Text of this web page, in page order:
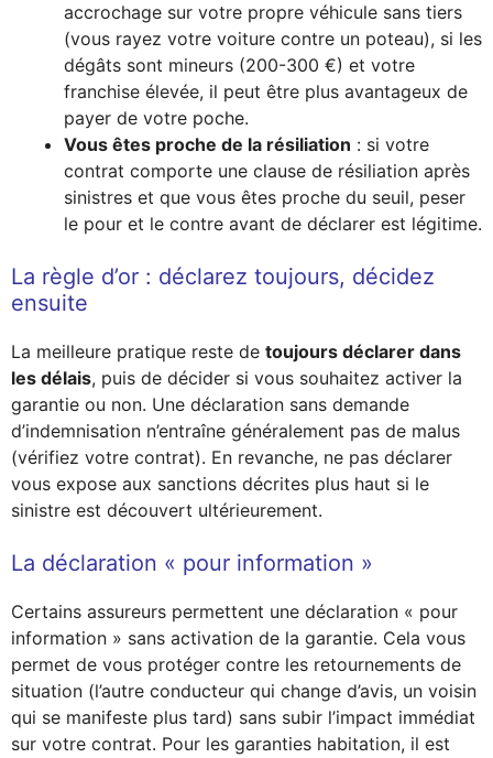
accrochage sur votre propre véhicule sans tiers
(vous rayez votre voiture contre un poteau), si les
dégâts sont mineurs (200-300 €) et votre
franchise élevée, il peut être plus avantageux de
payer de votre poche.
Vous êtes proche de la résiliation : si votre
contrat comporte une clause de résiliation après
sinistres et que vous êtes proche du seuil, peser
le pour et le contre avant de déclarer est légitime.
La règle d’or : déclarez toujours, décidez
ensuite
La meilleure pratique reste de toujours déclarer dans
les délais, puis de décider si vous souhaitez activer la
garantie ou non. Une déclaration sans demande
d’indemnisation n’entraîne généralement pas de malus
(vérifiez votre contrat). En revanche, ne pas déclarer
vous expose aux sanctions décrites plus haut si le
sinistre est découvert ultérieurement.
La déclaration « pour information »
Certains assureurs permettent une déclaration « pour
information » sans activation de la garantie. Cela vous
permet de vous protéger contre les retournements de
situation (l’autre conducteur qui change d’avis, un voisin
qui se manifeste plus tard) sans subir l’impact immédiat
sur votre contrat. Pour les garanties habitation, il est